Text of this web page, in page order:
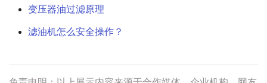
变压器油过滤原理
滤油机怎么安全操作？